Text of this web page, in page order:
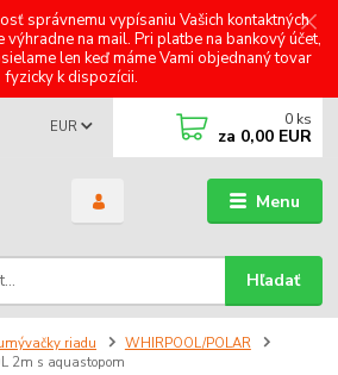
správnemu vypísaniu Vašich kontaktných
výhradne na mail. Pri platbe na bankový účet,
len keď máme Vami objednaný tovar
fyzicky k dispozícii.
Menu
EUR
Hľadať
0 ks
za 0,00 EUR
riadu
WHIRPOOL/POLAR
2m s aquastopom